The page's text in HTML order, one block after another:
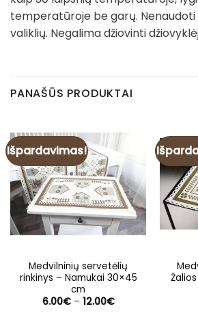
temperatūroje be garų. Nenaudoti
valiklių. Negalima džiovinti
PANAŠŪS PRODUKTAI
Išpardavimas!
Medvilninių servetėlių
rinkinys – Namukai 30×45
cm
6.00€ – 12.00€Price